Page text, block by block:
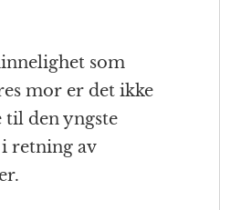
som
mor er det ikke
til den yngste
retning av